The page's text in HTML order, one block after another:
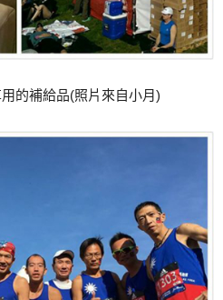
的補給品(照片來自小月)